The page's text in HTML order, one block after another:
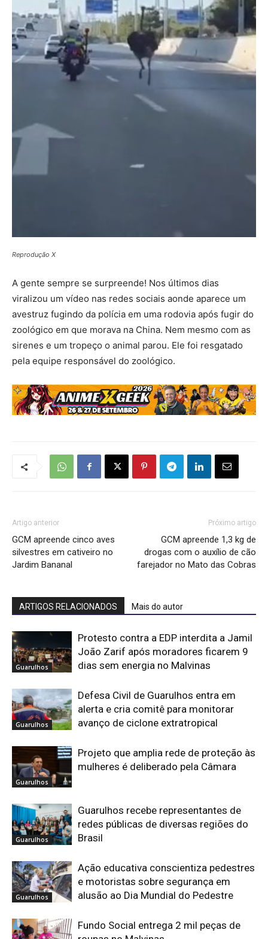
Reprodução X
A gente sempre se surpreende! Nos últimos dias
viralizou um vídeo nas redes sociais aonde aparece um
avestruz fugindo da polícia em uma rodovia após fugir do
zoológico em que morava na China. Nem mesmo com as
sirenes e um tropeço o animal parou. Ele foi resgatado
pela equipe responsável do zoológico.
Artigo anterior
GCM apreende cinco aves
silvestres em cativeiro no
Jardim Bananal
Próximo artigo
GCM apreende 1,3 kg de
drogas com o auxílio de cão
farejador no Mato das Cobras
ARTIGOS RELACIONADOS Mais do autor
Guarulhos
Protesto contra a EDP interdita a Jamil
João Zarif após moradores ficarem 9
dias sem energia no Malvinas
Guarulhos
Defesa Civil de Guarulhos entra em
alerta e cria comitê para monitorar
avanço de ciclone extratropical
Guarulhos
Projeto que amplia rede de proteção às
mulheres é deliberado pela Câmara
Guarulhos
Guarulhos recebe representantes de
redes públicas de diversas regiões do
Brasil
Guarulhos
Ação educativa conscientiza pedestres
e motoristas sobre segurança em
alusão ao Dia Mundial do Pedestre
Fundo Social entrega 2 mil peças de